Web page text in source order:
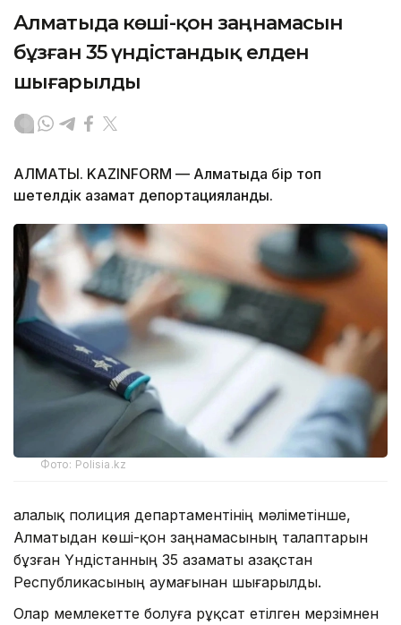
Алматыда көші-қон заңнамасын
бұзған 35 үндістандық елден
шығарылды
АЛМАТЫ. KAZINFORM — Алматыда бір топ
шетелдік азамат депортацияланды.
Фото: Polisia.kz
Қалалық полиция департаментінің мәліметінше,
Алматыдан көші-қон заңнамасының талаптарын
бұзған Үндістанның 35 азаматы Қазақстан
Республикасының аумағынан шығарылды.
Олар мемлекетте болуға рұқсат етілген мерзімнен